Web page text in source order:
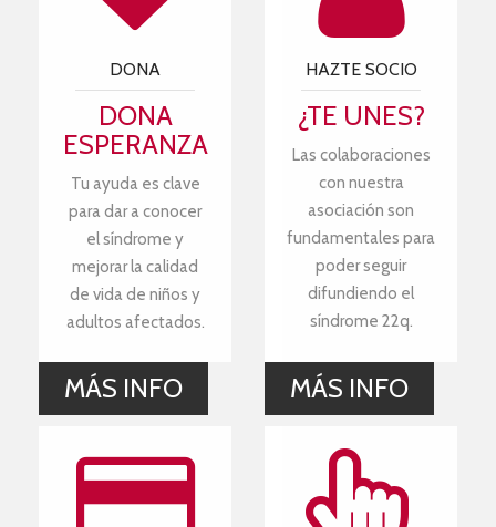
DONA
DONA
ESPERANZA
Tu ayuda es clave
para dar a conocer
el síndrome y
mejorar la calidad
de vida de niños y
adultos afectados.
MÁS INFO
HAZTE SOCIO
¿TE UNES?
Las colaboraciones
con nuestra
asociación son
fundamentales para
poder seguir
difundiendo el
síndrome 22q.
MÁS INFO